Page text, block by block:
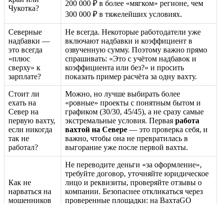
Чукотка?
200 000 ₽ в более «мягком» регионе, чем
300 000 ₽ в тяжелейших условиях.
Северные
надбавки —
это всегда
«плюс
сверху» к
зарплате?
Не всегда. Некоторые работодатели уже
включают надбавки и коэффициент в
озвученную сумму. Поэтому важно прямо
спрашивать: «Это с учётом надбавок и
коэффициента или без?» и просить
показать пример расчёта за одну вахту.
Стоит ли
ехать на
Север на
первую вахту,
если никогда
так не
работал?
Можно, но лучше выбирать более
«ровные» проекты с понятным бытом и
графиком (30/30, 45/45), а не сразу самые
экстремальные условия. Первая работа
вахтой на Севере — это проверка себя, и
важно, чтобы она не превратилась в
выгорание уже после первой вахты.
Как не
нарваться на
мошенников
Не переводите деньги «за оформление»,
требуйте договор, уточняйте юридическое
лицо и реквизиты, проверяйте отзывы о
компании. Безопаснее откликаться через
проверенные площадки: на ВахтаGO